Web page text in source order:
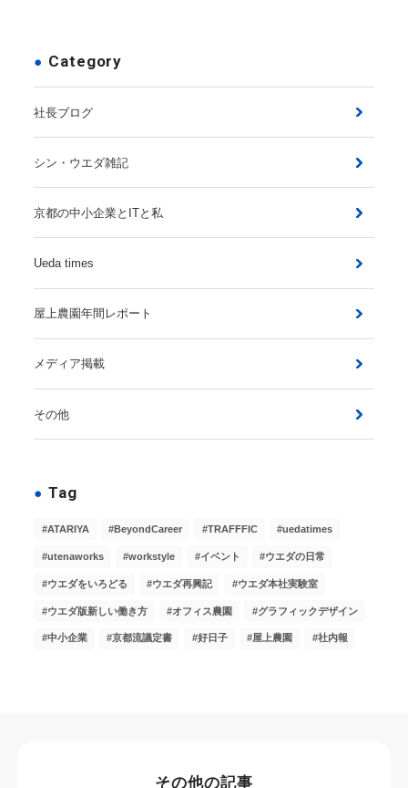
Category
社長ブログ
シン・ウエダ雑記
京都の中小企業とITと私
Ueda times
屋上農園年間レポート
メディア掲載
その他
Tag
ATARIYA BeyondCareer TRAFFFIC uedatimes
utenaworks workstyle イベント ウエダの日常
ウエダをいろどる ウエダ再興記 ウエダ本社実験室
ウエダ版新しい働き方 オフィス農園 グラフィックデザイン
中小企業 京都流議定書 好日子 屋上農園 社内報
その他の記事